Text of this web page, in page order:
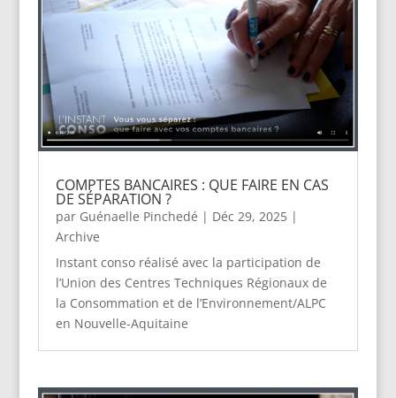
COMPTES BANCAIRES : QUE FAIRE EN CAS
DE SÉPARATION ?
par Guénaelle Pinchedé | Déc 29, 2025|
Archive
Instant conso réalisé avec la participation de
l’Union des Centres Techniques Régionaux de
la Consommation et de l’Environnement/ALPC
en Nouvelle-Aquitaine